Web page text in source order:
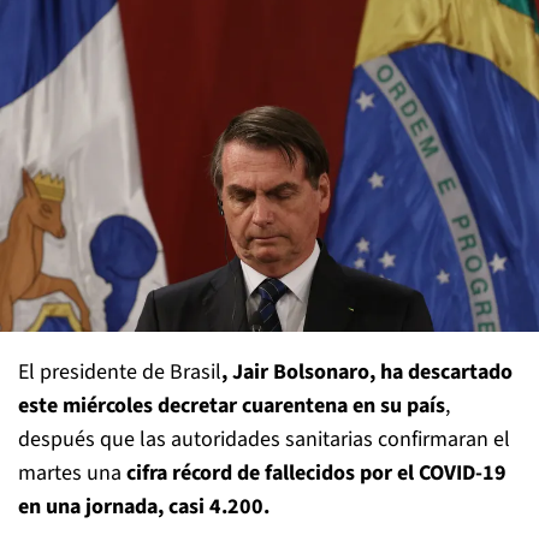
El presidente de Brasil, Jair Bolsonaro, ha descartado
este miércoles decretar cuarentena en su país,
después que las autoridades sanitarias confirmaran el
martes una cifra récord de fallecidos por el COVID-19
en una jornada, casi 4.200.